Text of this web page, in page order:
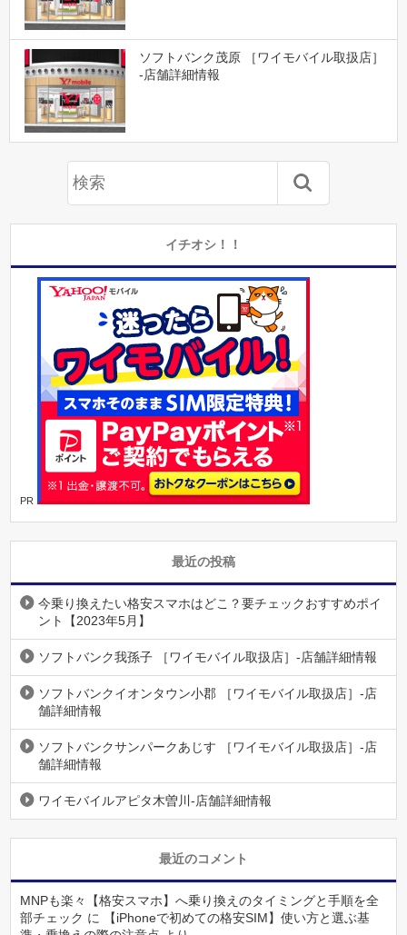
ソフトバンク茂原 ［ワイモバイル取扱店］
-店舗詳細情報
イチオシ！！
PR
最近の投稿
今乗り換えたい格安スマホはどこ？要チェックおすすめポイ
ント【2023年5月】
ソフトバンク我孫子 ［ワイモバイル取扱店］-店舗詳細情報
ソフトバンクイオンタウン小郡 ［ワイモバイル取扱店］-店
舗詳細情報
ソフトバンクサンパークあじす ［ワイモバイル取扱店］-店
舗詳細情報
ワイモバイルアピタ木曽川-店舗詳細情報
最近のコメント
MNPも楽々【格安スマホ】へ乗り換えのタイミングと手順を全
部チェック に
【iPhoneで初めての格安SIM】使い方と選ぶ基